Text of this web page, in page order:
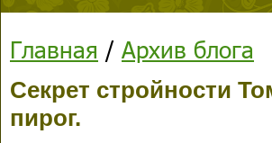
Главная / Архив блога
Секрет стройности
пирог.